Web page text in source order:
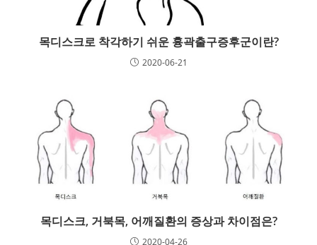
목디스크로 착각하기 쉬운 흉곽출구증후군이란?
2020-06-21
목디스크, 거북목, 어깨질환의 증상과 차이점은?
2020-04-26